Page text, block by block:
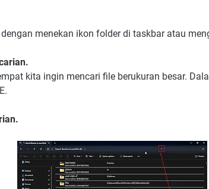
menekan ikon folder di taskbar atau
kita ingin mencari file berukuran besar.